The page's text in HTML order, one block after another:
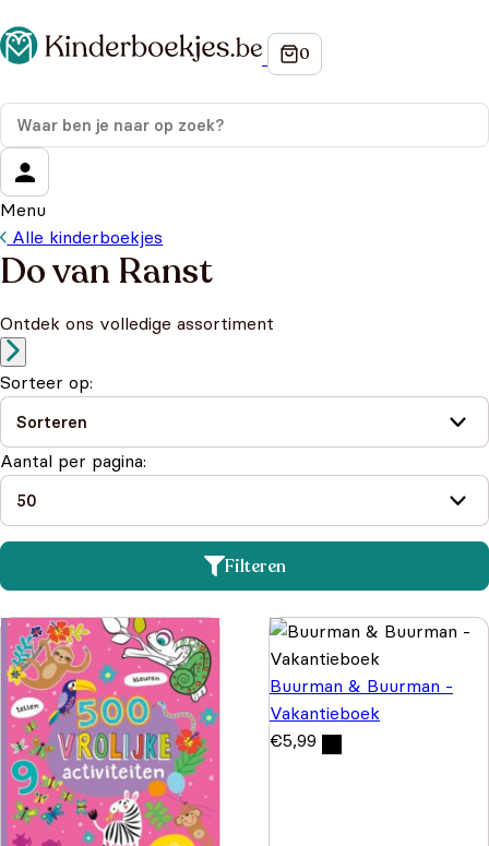
Menu
Alle kinderboekjes
Do van Ranst
Ontdek ons volledige assortiment
Sorteer op:
Aantal per pagina:
Filteren
Buurman & Buurman -
Vakantieboek
€5,99